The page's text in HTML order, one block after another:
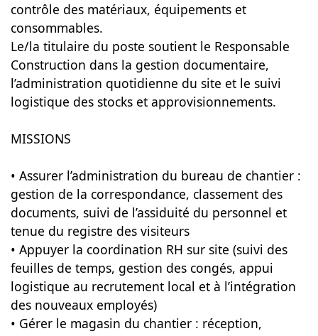
contrôle des matériaux, équipements et
consommables.
Le/la titulaire du poste soutient le Responsable
Construction dans la gestion documentaire,
l’administration quotidienne du site et le suivi
logistique des stocks et approvisionnements.
MISSIONS
• Assurer l’administration du bureau de chantier :
gestion de la correspondance, classement des
documents, suivi de l’assiduité du personnel et
tenue du registre des visiteurs
• Appuyer la coordination RH sur site (suivi des
feuilles de temps, gestion des congés, appui
logistique au recrutement local et à l’intégration
des nouveaux employés)
• Gérer le magasin du chantier : réception,